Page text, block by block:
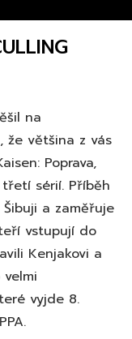
na
že většina z vás
Poprava,
sérií. Příběh
a zaměřuje
vstupují do
Kenjakovi a
vyjde 8.